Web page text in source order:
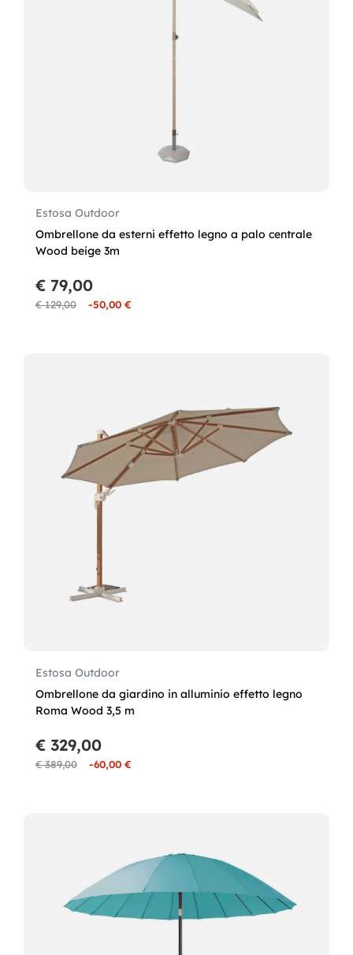
Estosa Outdoor
Ombrellone da esterni effetto legno a palo centrale
Wood beige 3m
€ 129,00 -50,00 €
€ 79,00
Estosa Outdoor
Ombrellone da giardino in alluminio effetto legno
Roma Wood 3,5 m
€ 389,00 -60,00 €
€ 329,00